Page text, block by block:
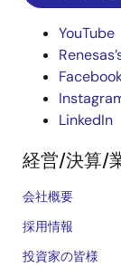
YouTube
LinkedIn
経営/決算/
会社概要
採用情報
投資家の皆様